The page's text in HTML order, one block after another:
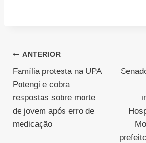
Navegação
de
Post
ANTERIOR
Família protesta na UPA
Potengi e cobra
respostas sobre morte
de jovem após erro de
medicação